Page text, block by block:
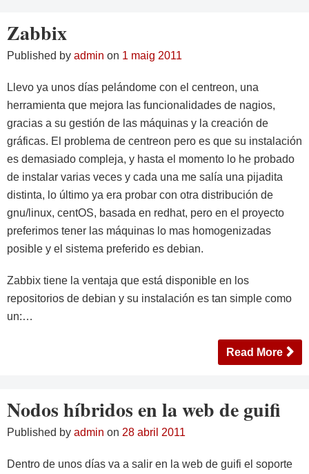
Zabbix
Published by admin on 1 maig 2011
Llevo ya unos días pelándome con el centreon, una
herramienta que mejora las funcionalidades de nagios,
gracias a su gestión de las máquinas y la creación de
gráficas. El problema de centreon pero es que su instalación
es demasiado compleja, y hasta el momento lo he probado
de instalar varias veces y cada una me salía una pijadita
distinta, lo último ya era probar con otra distribución de
gnu/linux, centOS, basada en redhat, pero en el proyecto
preferimos tener las máquinas lo mas homogenizadas
posible y el sistema preferido es debian.
Zabbix tiene la ventaja que está disponible en los
repositorios de debian y su instalación es tan simple como
un:…
Read More
Nodos híbridos en la web de guifi
Published by admin on 28 abril 2011
Dentro de unos días va a salir en la web de guifi el soporte